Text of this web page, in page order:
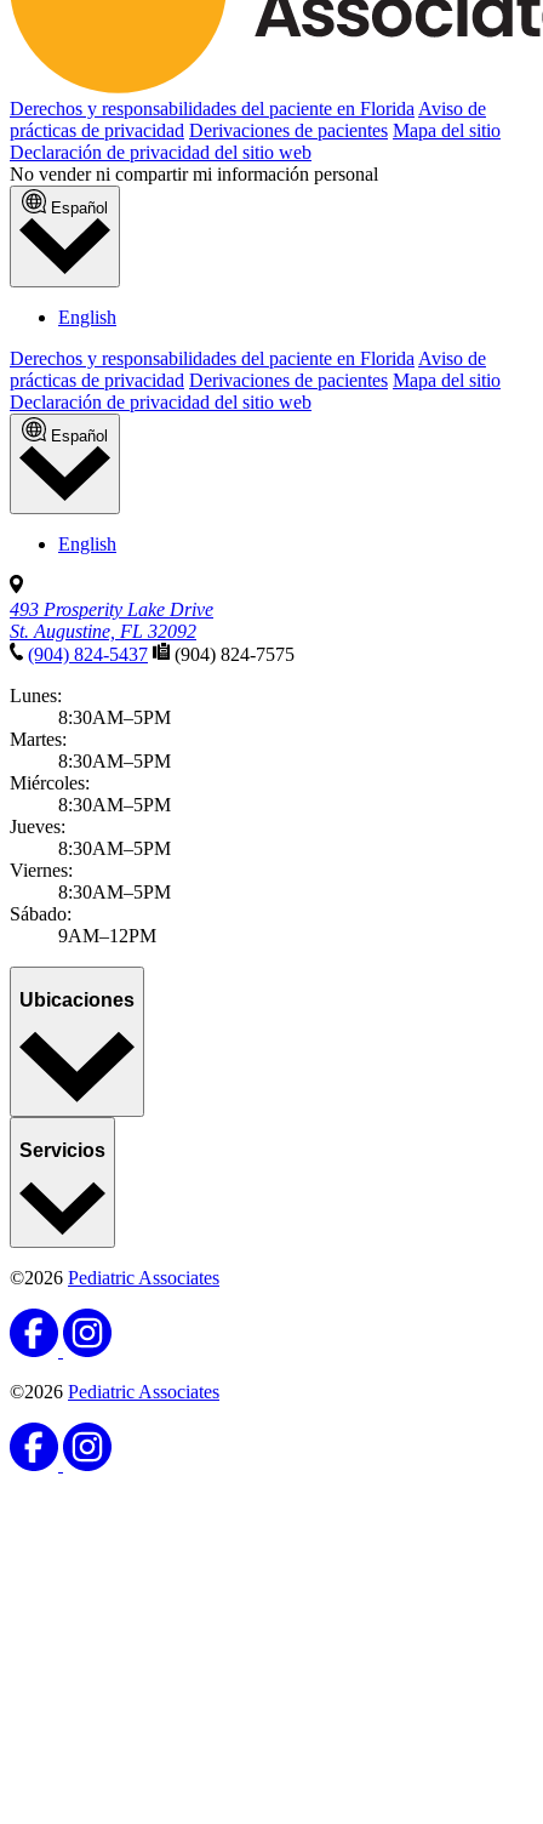
Derechos y responsabilidades del paciente en Florida Aviso de
prácticas de privacidad Derivaciones de pacientes Mapa del sitio
Declaración de privacidad del sitio web
No vender ni compartir mi información personal
Español
English
Derechos y responsabilidades del paciente en Florida Aviso de
prácticas de privacidad Derivaciones de pacientes Mapa del sitio
Declaración de privacidad del sitio web
Español
English
493 Prosperity Lake Drive
St. Augustine, FL 32092
(904) 824-5437
(904) 824-7575
Lunes:
8:30AM–5PM
Martes:
8:30AM–5PM
Miércoles:
8:30AM–5PM
Jueves:
8:30AM–5PM
Viernes:
8:30AM–5PM
Sábado:
9AM–12PM
Ubicaciones
Servicios
©2026 Pediatric Associates
©2026 Pediatric Associates